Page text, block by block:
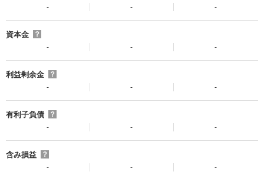
-
- -
資本金
？
-
- -
利益剰余金
？
-
- -
有利子負債
？
-
- -
含み損益
？
-
- -